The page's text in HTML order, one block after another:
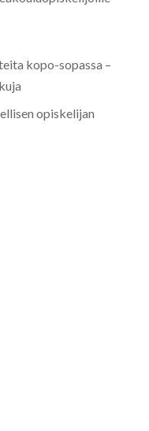
kopo-sopassa –
opiskelijan